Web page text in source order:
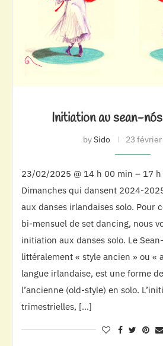
Initiation au sean-
bySido 23
23/02/2025 @ 14 h 00 min – 17
Dimanches qui dansent 2024-
aux danses irlandaises solo. Pour
bi-mensuel de set dancing, nous
initiation aux danses solo. Le
littéralement « style ancien » ou «
langue irlandaise, est une forme
l’ancienne (old-style) en solo.
trimestrielles, […]